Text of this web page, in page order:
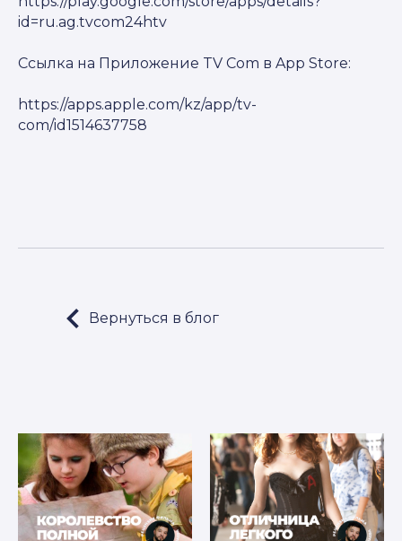
id=ru.ag.tvcom24htv
Ссылка на Приложение TV Com в App Store:
https://apps.apple.com/kz/app/tv-
com/id1514637758
Вернуться в блог
LET'S GO!